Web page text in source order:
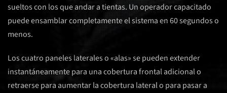
sueltos con los que andar a tientas. Un operador capacitado
puede ensamblar completamente el sistema en 60 segundos o
menos.
Los cuatro paneles laterales o «alas» se pueden extender
instantáneamente para una cobertura frontal adicional o
retraerse para aumentar la cobertura lateral o para pasar a